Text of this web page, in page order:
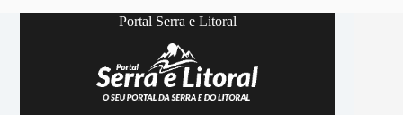
Portal Serra e Litoral